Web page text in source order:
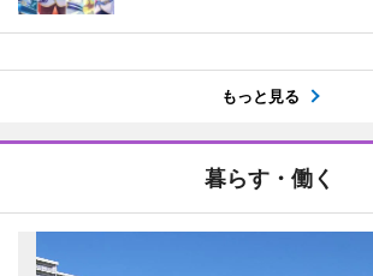
もっと見る
暮らす・働く